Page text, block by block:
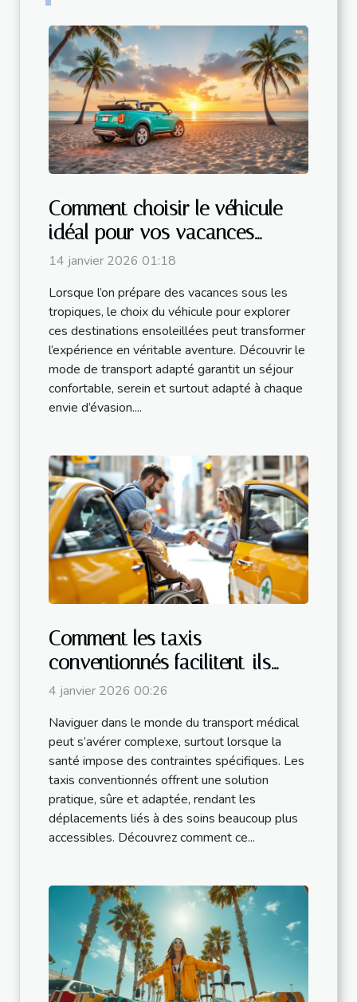
Comment choisir le véhicule
idéal pour vos vacances
tropicales ?
14 janvier 2026 01:18
Lorsque l’on prépare des vacances sous les
tropiques, le choix du véhicule pour explorer
ces destinations ensoleillées peut transformer
l’expérience en véritable aventure. Découvrir le
mode de transport adapté garantit un séjour
confortable, serein et surtout adapté à chaque
envie d’évasion....
Comment les taxis
conventionnés facilitent-ils
votre transport médical ?
4 janvier 2026 00:26
Naviguer dans le monde du transport médical
peut s’avérer complexe, surtout lorsque la
santé impose des contraintes spécifiques. Les
taxis conventionnés offrent une solution
pratique, sûre et adaptée, rendant les
déplacements liés à des soins beaucoup plus
accessibles. Découvrez comment ce...